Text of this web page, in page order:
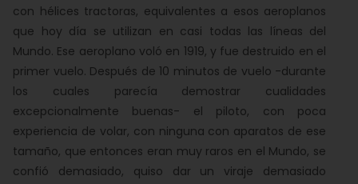
con hélices tractoras, equivalentes a esos aeroplanos
que hoy día se utilizan en casi todas las líneas del
Mundo. Ese aeroplano voló en 1919, y fue destruido en el
primer vuelo. Después de 10 minutos de vuelo -durante
los cuales parecía demostrar cualidades
excepcionalmente buenas- el piloto, con poca
experiencia de volar, con ninguna con aparatos de ese
tamaño, que entonces eran muy raros en el Mundo, se
confió demasiado, quiso dar un viraje demasiado